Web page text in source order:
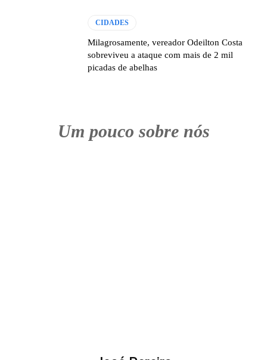
CIDADES
Milagrosamente, vereador Odeilton Costa
sobreviveu a ataque com mais de 2 mil
picadas de abelhas
Um pouco sobre nós